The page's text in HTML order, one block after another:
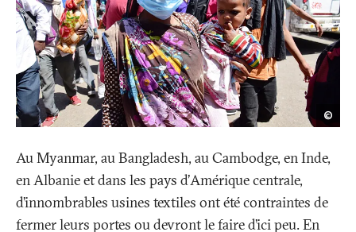
©
Au Myanmar, au Bangladesh, au Cambodge, en Inde,
en Albanie et dans les pays d’Amérique centrale,
d’innombrables usines textiles ont été contraintes de
fermer leurs portes ou devront le faire d’ici peu. En